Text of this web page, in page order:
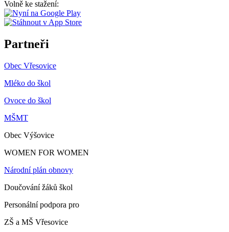
Volně ke stažení:
Partneři
Obec Vřesovice
Mléko do škol
Ovoce do škol
MŠMT
Obec Výšovice
WOMEN FOR WOMEN
Národní plán obnovy
Doučování žáků škol
Personální podpora pro
ZŠ a MŠ Vřesovice